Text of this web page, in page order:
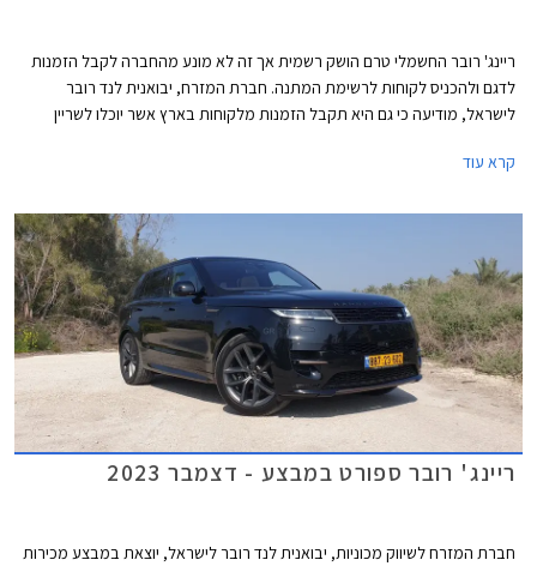
ריינג' רובר החשמלי טרם הושק רשמית אך זה לא מונע מהחברה לקבל הזמנות
לדגם ולהכניס לקוחות לרשימת המתנה. חברת המזרח, יבואנית לנד רובר
לישראל, מודיעה כי גם היא תקבל הזמנות מלקוחות בארץ אשר יוכלו לשריין
קרא עוד
ריינג' רובר ספורט במבצע - דצמבר 2023
חברת המזרח לשיווק מכוניות, יבואנית לנד רובר לישראל, יוצאת במבצע מכירות